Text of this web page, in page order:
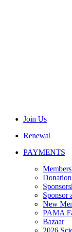
Join Us
Renewal
PAYMENTS
Sponsor
New
PAMA
Bazaar
2026